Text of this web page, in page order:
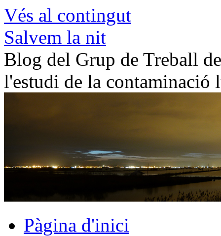
Vés al contingut
Salvem la nit
Blog del Grup de Treball
l'estudi de la contaminació
Pàgina d'inici